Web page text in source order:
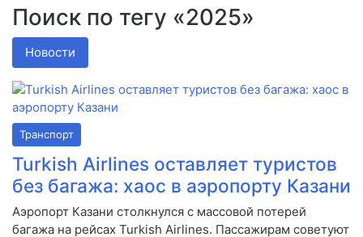
Поиск по тегу «2025»
Новости
Транспорт
Turkish Airlines оставляет туристов
без багажа: хаос в аэропорту Казани
Аэропорт Казани столкнулся с массовой потерей
багажа на рейсах Turkish Airlines. Пассажирам советуют